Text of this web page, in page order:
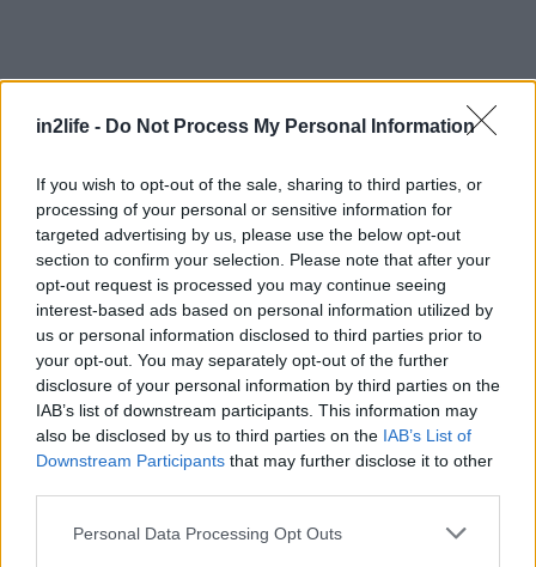
in2life - Do Not Process My Personal Information
If you wish to opt-out of the sale, sharing to third parties, or
processing of your personal or sensitive information for
targeted advertising by us, please use the below opt-out
section to confirm your selection. Please note that after your
opt-out request is processed you may continue seeing
interest-based ads based on personal information utilized by
us or personal information disclosed to third parties prior to
your opt-out. You may separately opt-out of the further
disclosure of your personal information by third parties on the
IAB’s list of downstream participants. This information may
also be disclosed by us to third parties on the IAB’s List of
Downstream Participants that may further disclose it to other
Please note that this website/app uses one or more Google
Personal Data Processing Opt Outs
Και το ταξίδι δεν σταματά εκεί, καθώς ο δίσκος
μετρά δέκα τέσσερα τραγούδια, ερμηνευμένα με
Πασχαλίδη, η χροιά της φωνής του οποίου
αναδύει άρωμα ταξιδευτή που αγάπησε το μέρος
όπου έζησε. Ο δίσκος σου αφήνει ένα γλυκόπικρο
άρωμα νοσταλγίας και μία ανάγκη να ταξιδέψεις
στην Κρήτη, όπως τη διηγήθηκε ο Καλαματιανός
τραγουδοποιός.
ΕΜΙ 2010
ΣΧΕΤΙΚΑ LINKS
Η ιστοσελίδα του Μίλτου Πασχαλίδη